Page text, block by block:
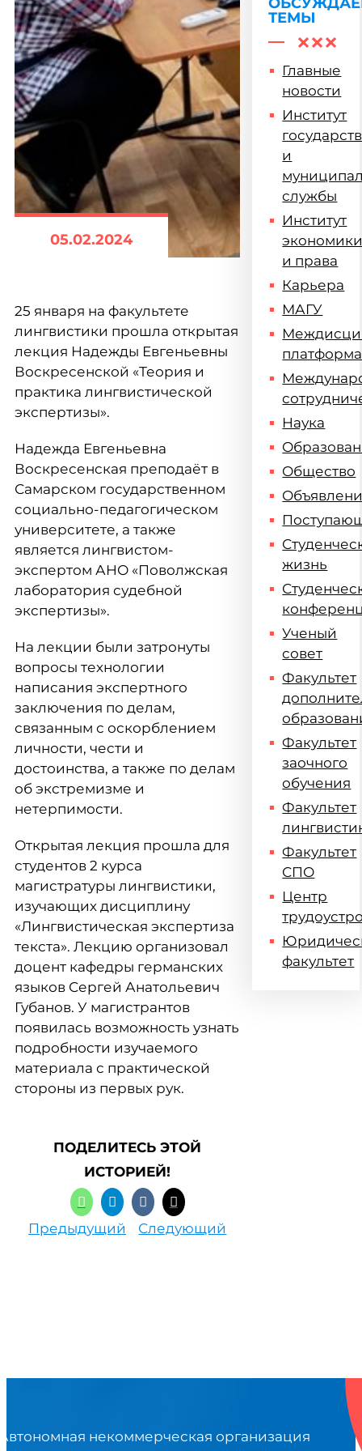
05.02.2024
25 января на факультете
лингвистики прошла открытая
лекция Надежды Евгеньевны
Воскресенской «Теория и
практика лингвистической
экспертизы».
Надежда Евгеньевна
Воскресенская преподаёт в
Самарском государственном
социально-педагогическом
университете, а также
является лингвистом-
экспертом АНО «Поволжская
лаборатория судебной
экспертизы».
На лекции были затронуты
вопросы технологии
написания экспертного
заключения по делам,
связанным с оскорблением
личности, чести и
достоинства, а также по делам
об экстремизме и
нетерпимости.
Открытая лекция прошла для
студентов 2 курса
магистратуры лингвистики,
изучающих дисциплину
«Лингвистическая экспертиза
текста». Лекцию организовал
доцент кафедры германских
языков Сергей Анатольевич
Губанов. У магистрантов
появилась возможность узнать
подробности изучаемого
материала с практической
стороны из первых рук.
ПОДЕЛИТЕСЬ ЭТОЙ
ИСТОРИЕЙ!
Предыдущий Следующий
ТЕМЫ
Главные
новости
Институт
и
службы
Институт
и права
Карьера
МАГУ
платформа
Наука
Общество
жизнь
Ученый
совет
Факультет
Факультет
заочного
обучения
Факультет
Факультет
СПО
Центр
факультет
некоммерческая организация